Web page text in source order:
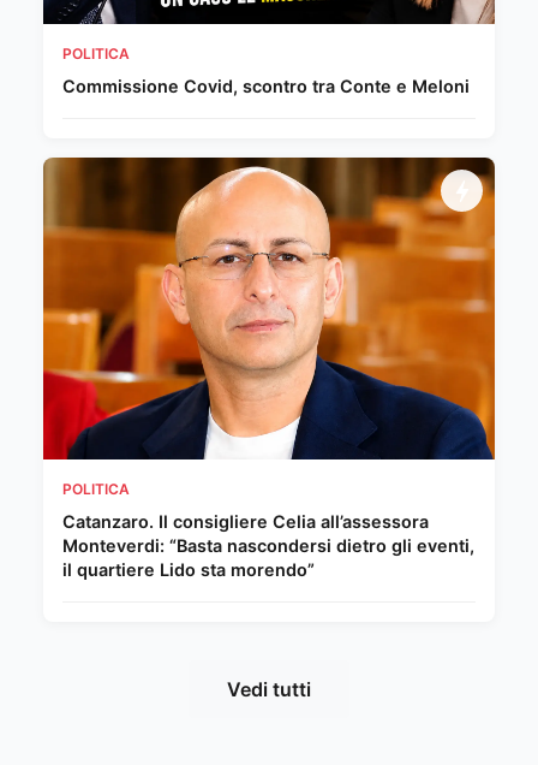
POLITICA
Commissione Covid, scontro tra Conte e Meloni
POLITICA
Catanzaro. Il consigliere Celia all’assessora
Monteverdi: “Basta nascondersi dietro gli eventi,
il quartiere Lido sta morendo”
Vedi tutti